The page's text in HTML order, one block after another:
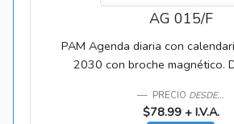
AG 015/F
PAM Agenda diaria con
2030 con broche magnético.
PRECIO DESDE...
$78.99 + I.V.A.